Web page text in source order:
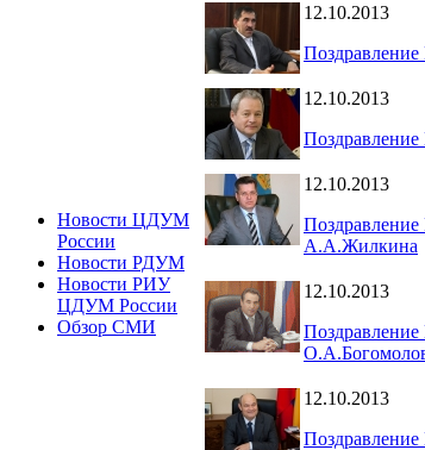
Новости ЦДУМ
России
Новости РДУМ
Новости РИУ
ЦДУМ России
Обзор СМИ
12.10.2013
12.10.2013
12.10.2013
А.А.Жилкина
12.10.2013
12.10.2013